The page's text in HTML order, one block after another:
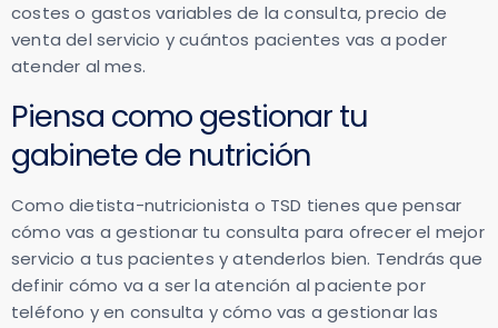
costes o gastos variables de la consulta, precio de
venta del servicio y cuántos pacientes vas a poder
atender al mes.
Piensa como gestionar tu
gabinete de nutrición
Como dietista-nutricionista o TSD tienes que pensar
cómo vas a gestionar tu consulta para ofrecer el mejor
servicio a tus pacientes y atenderlos bien. Tendrás que
definir cómo va a ser la atención al paciente por
teléfono y en consulta y cómo vas a gestionar las